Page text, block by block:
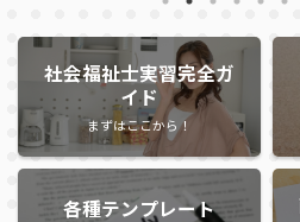
社会福祉士実習完全ガ
イド
まずはここから！
各種テンプレート